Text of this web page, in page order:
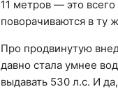
11 метров — это
поворачиваются в ту
Про продвинутую
давно стала умнее
выдавать 530 л.с. И